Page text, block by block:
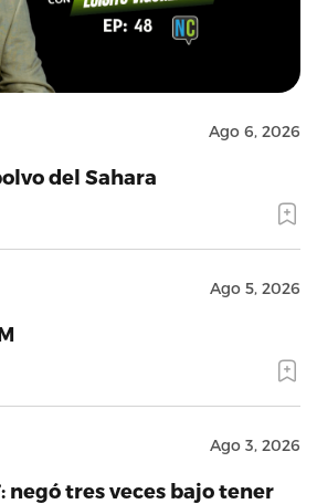
Ago 6, 2026
del Sahara
Ago 5, 2026
Ago 3, 2026
negó tres veces bajo tener